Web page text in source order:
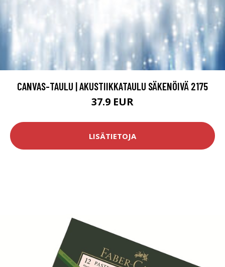
CANVAS-TAULU | AKUSTIIKKATAULU SÄKENÖIVÄ 2175
37.9 EUR
LISÄTIETOJA